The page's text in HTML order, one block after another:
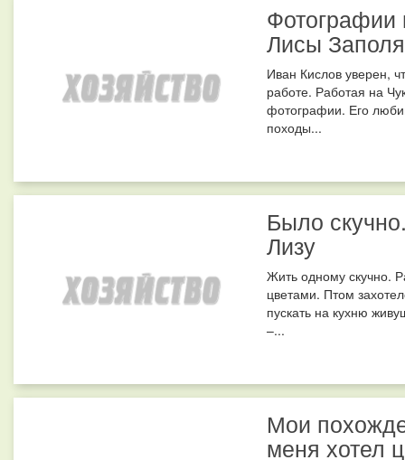
Лисы
Иван Кислов уверен,
работе. Работая на
фотографии. Его
походы...
Было
Лизу
Жить одному скучно.
цветами. Птом
пускать на кухню
–...
Мои
меня хотел